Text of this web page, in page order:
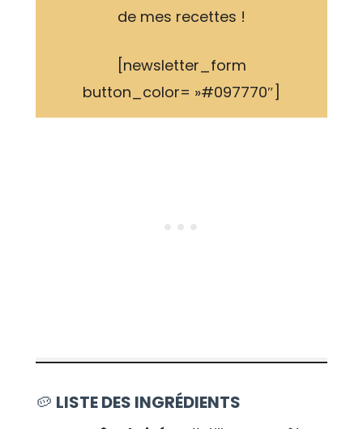
de mes recettes !
[newsletter_form
button_color= »#097770″]
🥔 LISTE DES INGRÉDIENTS